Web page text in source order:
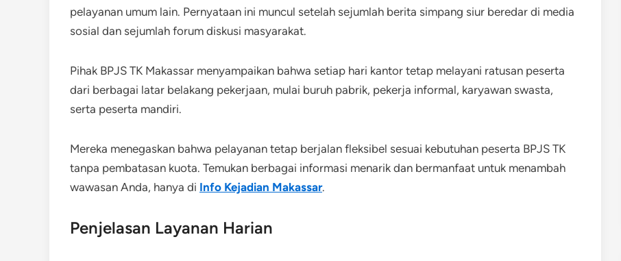
pelayanan umum lain. Pernyataan ini muncul setelah sejumlah berita simpang siur beredar di media
sosial dan sejumlah forum diskusi masyarakat.
Pihak BPJS TK Makassar menyampaikan bahwa setiap hari kantor tetap melayani ratusan peserta
dari berbagai latar belakang pekerjaan, mulai buruh pabrik, pekerja informal, karyawan swasta,
serta peserta mandiri.
Mereka menegaskan bahwa pelayanan tetap berjalan fleksibel sesuai kebutuhan peserta BPJS TK
tanpa pembatasan kuota. Temukan berbagai informasi menarik dan bermanfaat untuk menambah
wawasan Anda, hanya di Info Kejadian Makassar.
Penjelasan Layanan Harian